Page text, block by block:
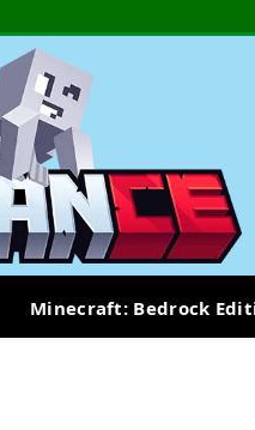
Minecraft: Bedrock